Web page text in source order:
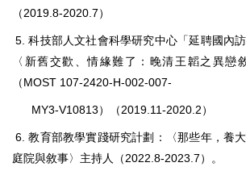
（2019.8-2020.7）
5. 科技部人文社會科學研究中心「延聘國內
〈新舊交歡、情緣難了：晚清王韜之異戀
（MOST 107-2420-H-002-007-
MY3-V10813）（2019.11-2020.2）
6. 教育部教學實踐研究計劃：〈那些年，養
庭院與敘事〉主持人（2022.8-2023.7）。